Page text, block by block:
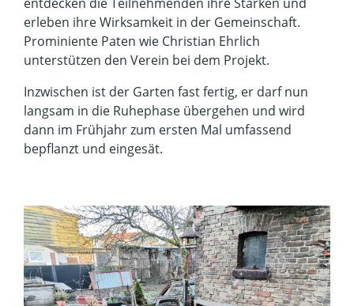
erleben ihre Wirksamkeit in der Gemeinschaft.
Prominiente Paten wie Christian Ehrlich
unterstützen den Verein bei dem Projekt.
Inzwischen ist der Garten fast fertig, er darf nun
langsam in die Ruhephase übergehen und wird
dann im Frühjahr zum ersten Mal umfassend
bepflanzt und eingesät.